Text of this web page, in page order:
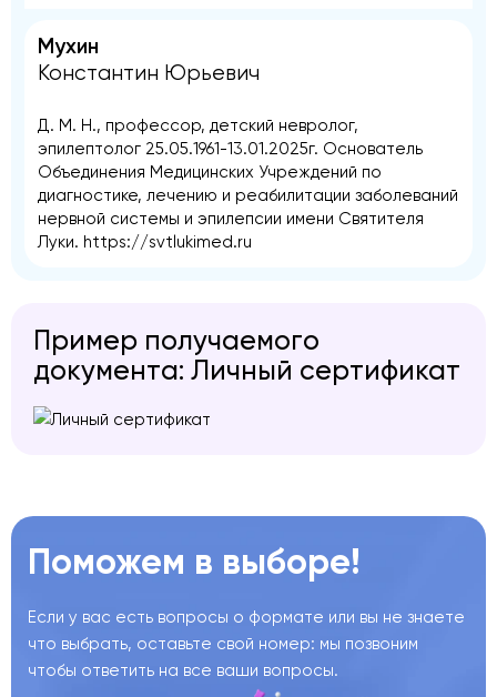
Мухин
Константин Юрьевич
Д. М. Н., профессор, детский невролог,
эпилептолог 25.05.1961-13.01.2025г. Основатель
Объединения Медицинских Учреждений по
диагностике, лечению и реабилитации заболеваний
нервной системы и эпилепсии имени Святителя
Луки. https://svtlukimed.ru
Пример получаемого
документа: Личный сертификат
Поможем в выборе!
Если у вас есть вопросы о формате или вы не знаете
что выбрать, оставьте свой номер: мы позвоним
чтобы ответить на все ваши вопросы.